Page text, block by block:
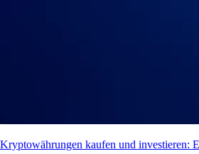
Kryptowährungen kaufen und investieren: